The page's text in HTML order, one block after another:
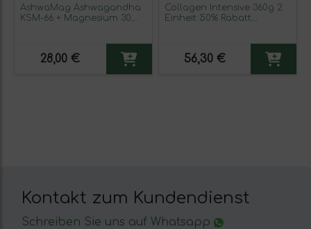
AshwaMag Ashwagandha
KSM-66 + Magnesium 30
28,00 €
Collagen Intensive 360g 2.
Einheit 50% Rabatt
56,30 €
Kontakt zum Kundendienst
Schreiben Sie uns auf Whatsapp